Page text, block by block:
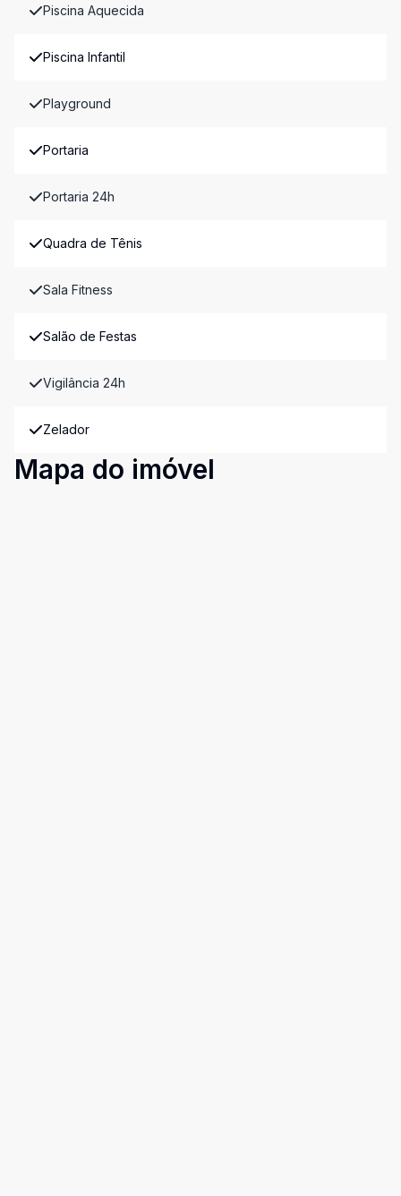
Piscina Aquecida
Piscina Infantil
Playground
Portaria
Portaria 24h
Quadra de Tênis
Sala Fitness
Salão de Festas
Vigilância 24h
Zelador
Mapa do imóvel